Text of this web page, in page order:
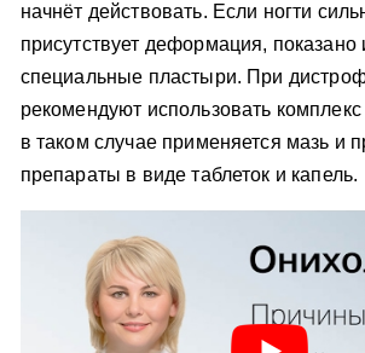
начнёт действовать. Если ногти
присутствует деформация, показано
специальные пластыри. При
рекомендуют использовать
в таком случае применяется мазь и
препараты в виде таблеток и капель.